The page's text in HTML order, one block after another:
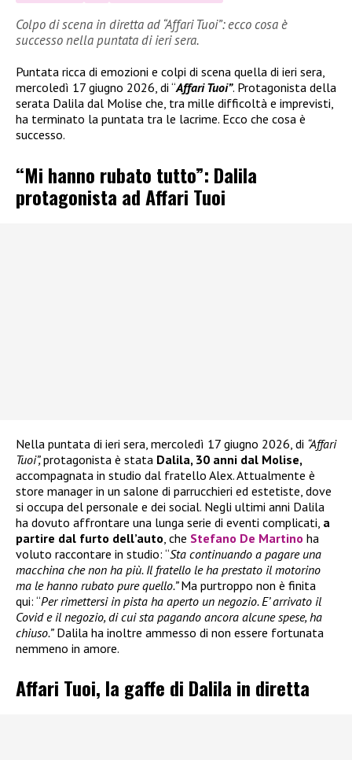
Colpo di scena in diretta ad “Affari Tuoi”: ecco cosa è
successo nella puntata di ieri sera.
Puntata ricca di emozioni e colpi di scena quella di ieri sera,
mercoledì 17 giugno 2026, di “Affari Tuoi”. Protagonista della
serata Dalila dal Molise che, tra mille difficoltà e imprevisti,
ha terminato la puntata tra le lacrime. Ecco che cosa è
successo.
“Mi hanno rubato tutto”: Dalila
protagonista ad Affari Tuoi
Nella puntata di ieri sera, mercoledì 17 giugno 2026, di “Affari
Tuoi”,protagonista è stata Dalila, 30 anni dal Molise,
accompagnata in studio dal fratello Alex. Attualmente è
store manager in un salone di parrucchieri ed estetiste, dove
si occupa del personale e dei social. Negli ultimi anni Dalila
ha dovuto affrontare una lunga serie di eventi complicati, a
partire dal furto dell’auto , che Stefano De Martino ha
voluto raccontare in studio: “Sta continuando a pagare una
macchina che non ha più. Il fratello le ha prestato il motorino
ma le hanno rubato pure quello.”Ma purtroppo non è finita
qui: “Per rimettersi in pista ha aperto un negozio. E’ arrivato il
Covid e il negozio, di cui sta pagando ancora alcune spese, ha
chiuso.”Dalila ha inoltre ammesso di non essere fortunata
nemmeno in amore.
Affari Tuoi, la gaffe di Dalila in diretta